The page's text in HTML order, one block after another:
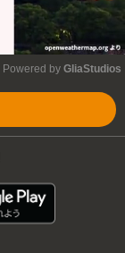
Powered by GliaStudios